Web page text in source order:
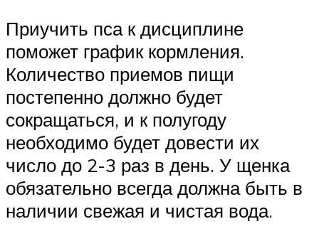
Приучить пса к дисциплине
поможет график кормления.
Количество приемов пищи
постепенно должно будет
сокращаться, и к полугоду
необходимо будет довести их
число до 2-3 раз в день. У щенка
обязательно всегда должна быть в
наличии свежая и чистая вода.